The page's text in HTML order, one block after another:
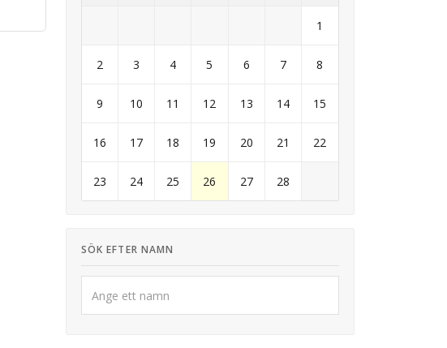
1
2 3 4 5 6 7 8
9 10 11 12 13 14 15
16 17 18 19 20 21 22
23 24 25 26 27 28
SÖK EFTER NAMN